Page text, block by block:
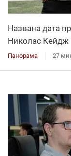
Названа дата
Николас Кейдж
Панорама 27